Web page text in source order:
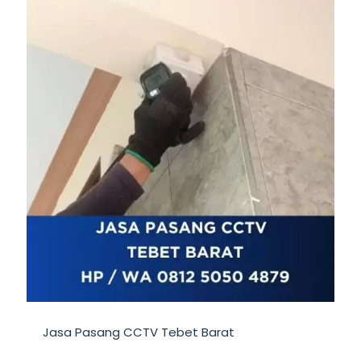
Jasa Pasang CCTV Tebet Barat